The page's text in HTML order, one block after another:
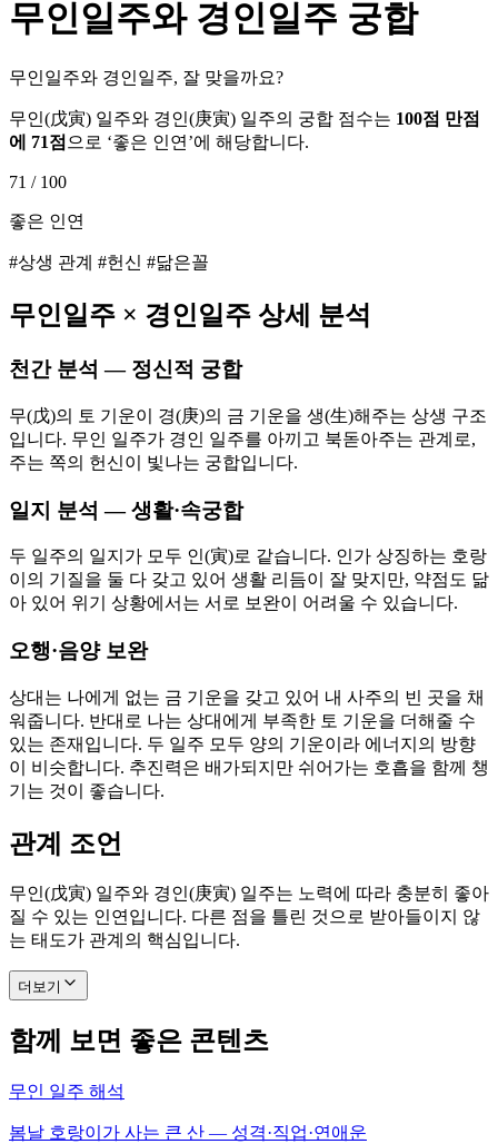
무인일주와 경인일주 궁합
무인일주와 경인일주, 잘 맞을까요?
무인(戊寅) 일주와 경인(庚寅) 일주의 궁합 점수는 100점 만점
에 71점 으로 ‘좋은 인연 ’에 해당합니다.
71 / 100
좋은 인연
#상생 관계 #헌신 #닮은꼴
무인일주 × 경인일주 상세 분석
천간 분석 — 정신적 궁합
무(戊)의 토 기운이 경(庚)의 금 기운을 생(生)해주는 상생 구조
입니다. 무인 일주가 경인 일주를 아끼고 북돋아주는 관계로,
주는 쪽의 헌신이 빛나는 궁합입니다.
일지 분석 — 생활·속궁합
두 일주의 일지가 모두 인(寅)로 같습니다. 인가 상징하는 호랑
이의 기질을 둘 다 갖고 있어 생활 리듬이 잘 맞지만, 약점도 닮
아 있어 위기 상황에서는 서로 보완이 어려울 수 있습니다.
오행·음양 보완
상대는 나에게 없는 금 기운을 갖고 있어 내 사주의 빈 곳을 채
워줍니다. 반대로 나는 상대에게 부족한 토 기운을 더해줄 수
있는 존재입니다. 두 일주 모두 양의 기운이라 에너지의 방향
이 비슷합니다. 추진력은 배가되지만 쉬어가는 호흡을 함께 챙
기는 것이 좋습니다.
관계 조언
무인(戊寅) 일주와 경인(庚寅) 일주는 노력에 따라 충분히 좋아
질 수 있는 인연입니다. 다른 점을 틀린 것으로 받아들이지 않
는 태도가 관계의 핵심입니다.
더보기
함께 보면 좋은 콘텐츠
무인 일주 해석
봄날 호랑이가 사는 큰 산 — 성격·직업·연애운